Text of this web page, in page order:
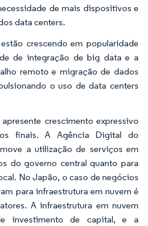
de mais dispositivos e
data centers.
crescendo em popularidade
de integração de big data e a
remoto e migração de dados
o uso de data centers
crescimento expressivo
finais. A Agência Digital do
a utilização de serviços em
do governo central quanto para
No Japão, o caso de negócios
para infraestrutura em nuvem é
A infraestrutura em nuvem
investimento de capital, e a